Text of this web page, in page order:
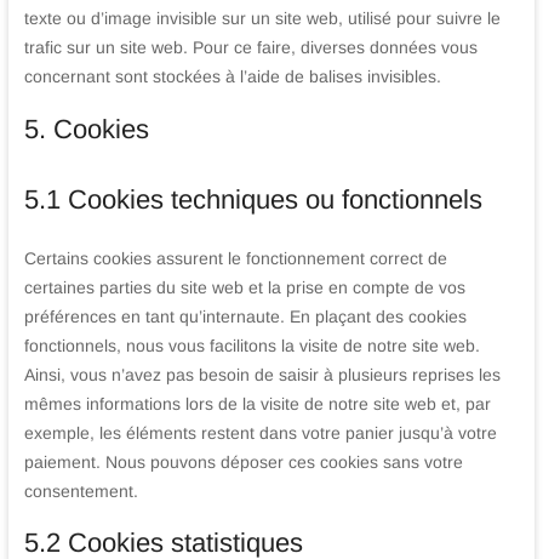
texte ou d’image invisible sur un site web, utilisé pour suivre le
trafic sur un site web. Pour ce faire, diverses données vous
concernant sont stockées à l’aide de balises invisibles.
5. Cookies
5.1 Cookies techniques ou fonctionnels
Certains cookies assurent le fonctionnement correct de
certaines parties du site web et la prise en compte de vos
préférences en tant qu’internaute. En plaçant des cookies
fonctionnels, nous vous facilitons la visite de notre site web.
Ainsi, vous n’avez pas besoin de saisir à plusieurs reprises les
mêmes informations lors de la visite de notre site web et, par
exemple, les éléments restent dans votre panier jusqu’à votre
paiement. Nous pouvons déposer ces cookies sans votre
consentement.
5.2 Cookies statistiques